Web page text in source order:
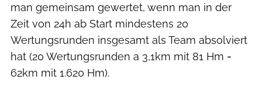
man gemeinsam gewertet, wenn man in der
Zeit von 24h ab Start mindestens 20
Wertungsrunden insgesamt als Team absolviert
hat (20 Wertungsrunden a 3,1km mit 81 Hm =
62km mit 1.620 Hm).